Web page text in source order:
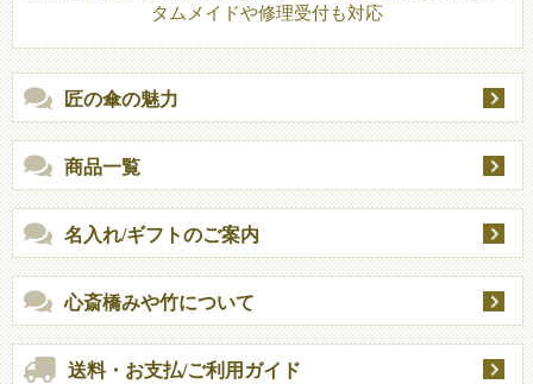
タムメイドや修理受付も対応
匠の傘の魅力
商品一覧
名入れ/ギフトのご案内
心斎橋みや竹について
送料・お支払/ご利用ガイド